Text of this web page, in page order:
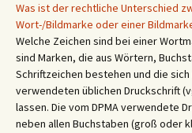
Was ist der rechtliche Unterschied
Wort-/Bildmarke oder einer
Welche Zeichen sind bei einer
sind Marken, die aus Wörtern,
Schriftzeichen bestehen und die sich
verwendeten üblichen Druckschrift
lassen. Die vom DPMA verwendete
neben allen Buchstaben (groß oder